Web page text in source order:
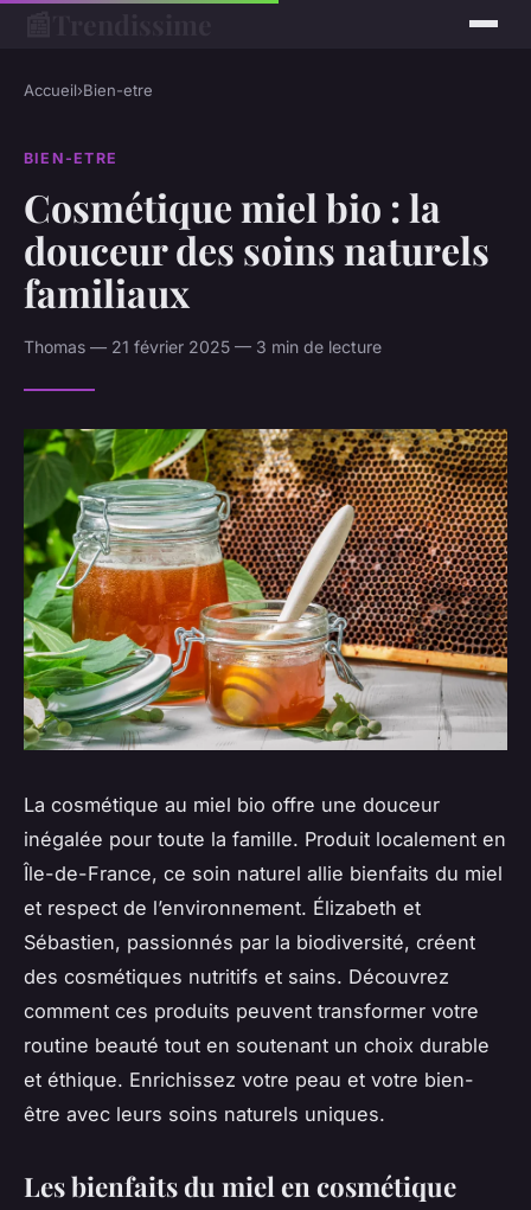
Accueil›Bien-etre
BIEN-ETRE
Cosmétique miel bio : la
douceur des soins naturels
familiaux
Thomas — 21 février 2025 — 3 min de lecture
La cosmétique au miel bio offre une douceur
inégalée pour toute la famille. Produit localement en
Île-de-France, ce soin naturel allie bienfaits du miel
et respect de l’environnement. Élizabeth et
Sébastien, passionnés par la biodiversité, créent
des cosmétiques nutritifs et sains. Découvrez
comment ces produits peuvent transformer votre
routine beauté tout en soutenant un choix durable
et éthique. Enrichissez votre peau et votre bien-
être avec leurs soins naturels uniques.
Les bienfaits du miel en cosmétique